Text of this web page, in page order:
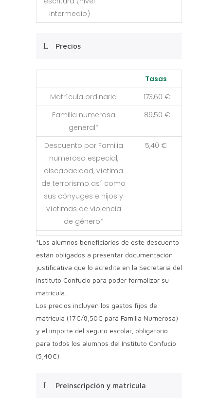
intermedio)
Precios
Tasas
Matrícula ordinaria
173,60 €
Familia numerosa
general*
89,50 €
Descuento por Familia
numerosa especial,
discapacidad, víctima
de terrorismo así como
sus cónyuges e hijos y
víctimas de violencia
de género*
5,40 €
*Los alumnos beneficiarios de este descuento
están obligados a presentar documentación
justificativa que lo acredite en la Secretaría del
Instituto Confucio para poder formalizar su
matrícula.
Los precios incluyen los gastos fijos de
matrícula (17€/8,50€ para Familia Numerosa)
y el importe del seguro escolar, obligatorio
para todos los alumnos del Instituto Confucio
(5,40€).
Preinscripción y matrícula